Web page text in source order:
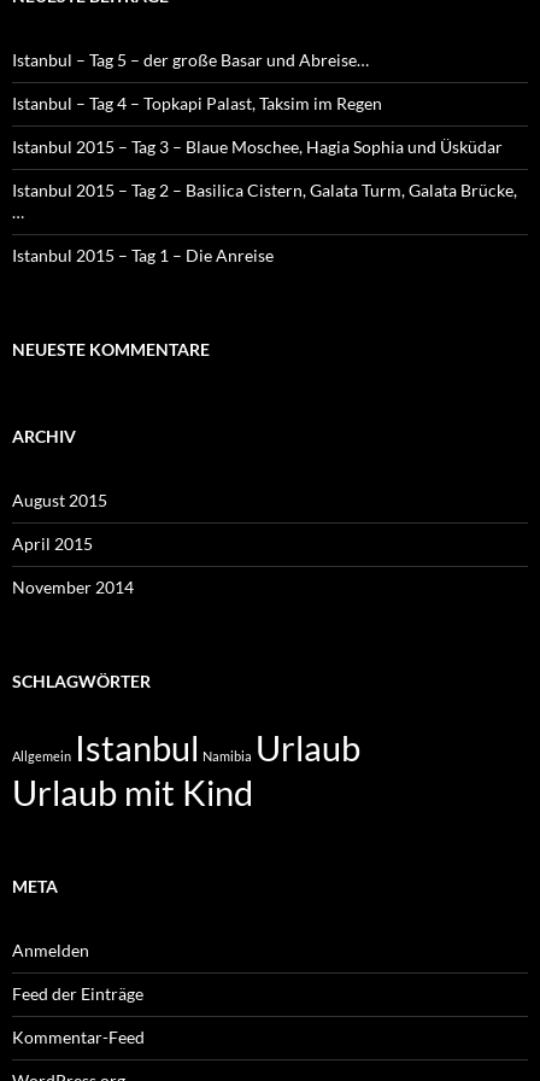
Istanbul – Tag 5 – der große Basar und Abreise…
Istanbul – Tag 4 – Topkapi Palast, Taksim im Regen
Istanbul 2015 – Tag 3 – Blaue Moschee, Hagia Sophia und Üsküdar
Istanbul 2015 – Tag 2 – Basilica Cistern, Galata Turm, Galata Brücke,
…
Istanbul 2015 – Tag 1 – Die Anreise
NEUESTE KOMMENTARE
ARCHIV
August 2015
April 2015
November 2014
SCHLAGWÖRTER
Allgemein Istanbul Namibia Urlaub
Urlaub mit Kind
META
Anmelden
Feed der Einträge
Kommentar-Feed